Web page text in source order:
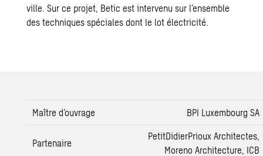
ville. Sur ce projet, Betic est intervenu sur l’ensemble
des techniques spéciales dont le lot électricité.
Maître d’ouvrage BPI Luxembourg SA
Partenaire
PetitDidierPrioux Architectes,
Moreno Architecture, ICB